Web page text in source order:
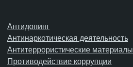
Антидопинг
Антинаркотическая деятельность
Антитеррористические материалы
Противодействие коррупции